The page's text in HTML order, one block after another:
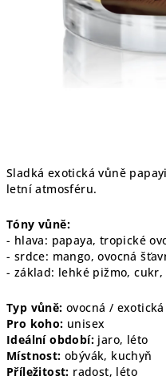
Sladká exotická vůně
letní atmosféru.
Tóny vůně:
- hlava: papaya, tropické
- srdce: mango, ovocná
- základ: lehké pižmo,
Typ vůně: ovocná /
Pro koho: unisex
Ideální období: jaro, léto
Místnost: obývák, kuchyň
Příležitost: radost, léto